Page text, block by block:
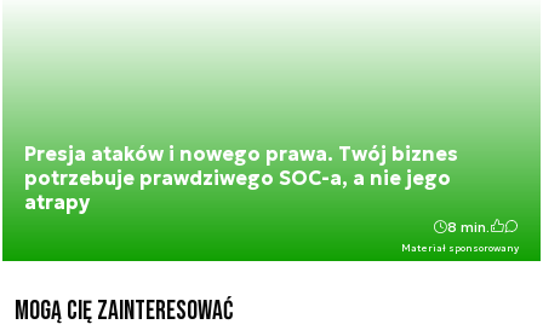
Presja ataków i nowego prawa. Twój biznes
potrzebuje prawdziwego SOC-a, a nie jego
atrapy
Materiał sponsorowany
8 min.
Mogą Cię zainteresować